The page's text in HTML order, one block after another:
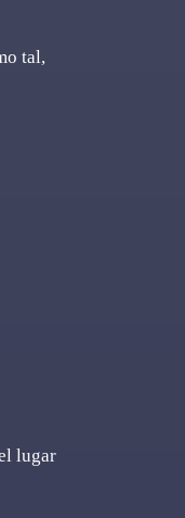
tal,
lugar